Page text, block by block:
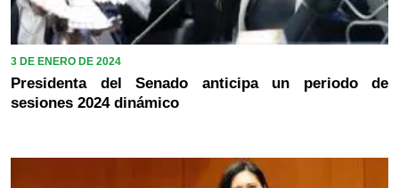
3 DE ENERO DE 2024
Presidenta del Senado anticipa un periodo de
sesiones 2024 dinámico